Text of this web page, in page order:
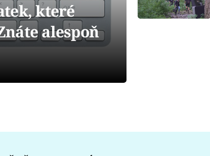
které
alespoň